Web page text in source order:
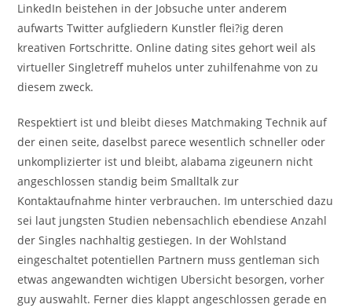
LinkedIn beistehen in der Jobsuche unter anderem
aufwarts Twitter aufgliedern Kunstler flei?ig deren
kreativen Fortschritte. Online dating sites gehort weil als
virtueller Singletreff muhelos unter zuhilfenahme von zu
diesem zweck.
Respektiert ist und bleibt dieses Matchmaking Technik auf
der einen seite, daselbst parece wesentlich schneller oder
unkomplizierter ist und bleibt, alabama zigeunern nicht
angeschlossen standig beim Smalltalk zur
Kontaktaufnahme hinter verbrauchen. Im unterschied dazu
sei laut jungsten Studien nebensachlich ebendiese Anzahl
der Singles nachhaltig gestiegen. In der Wohlstand
eingeschaltet potentiellen Partnern muss gentleman sich
etwas angewandten wichtigen Ubersicht besorgen, vorher
guy auswahlt. Ferner dies klappt angeschlossen gerade en